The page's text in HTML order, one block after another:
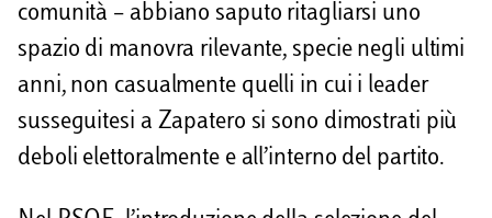
comunità – abbiano saputo ritagliarsi uno
spazio di manovra rilevante, specie negli ultimi
anni, non casualmente quelli in cui i leader
susseguitesi a Zapatero si sono dimostrati più
deboli elettoralmente e all’interno del partito.